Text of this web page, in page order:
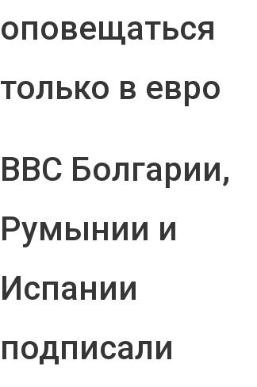
оповещаться
только в евро
ВВС Болгарии,
Румынии и
Испании
подписали